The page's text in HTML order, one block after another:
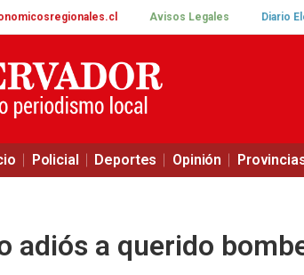
Avisos Legales Diario
Policial Deportes Opinión
adiós a querido